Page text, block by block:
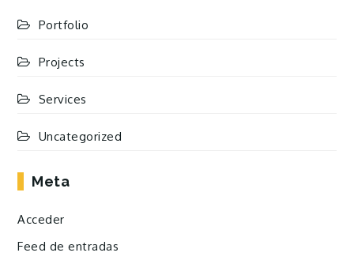
Portfolio
Projects
Services
Uncategorized
Meta
Acceder
Feed de entradas